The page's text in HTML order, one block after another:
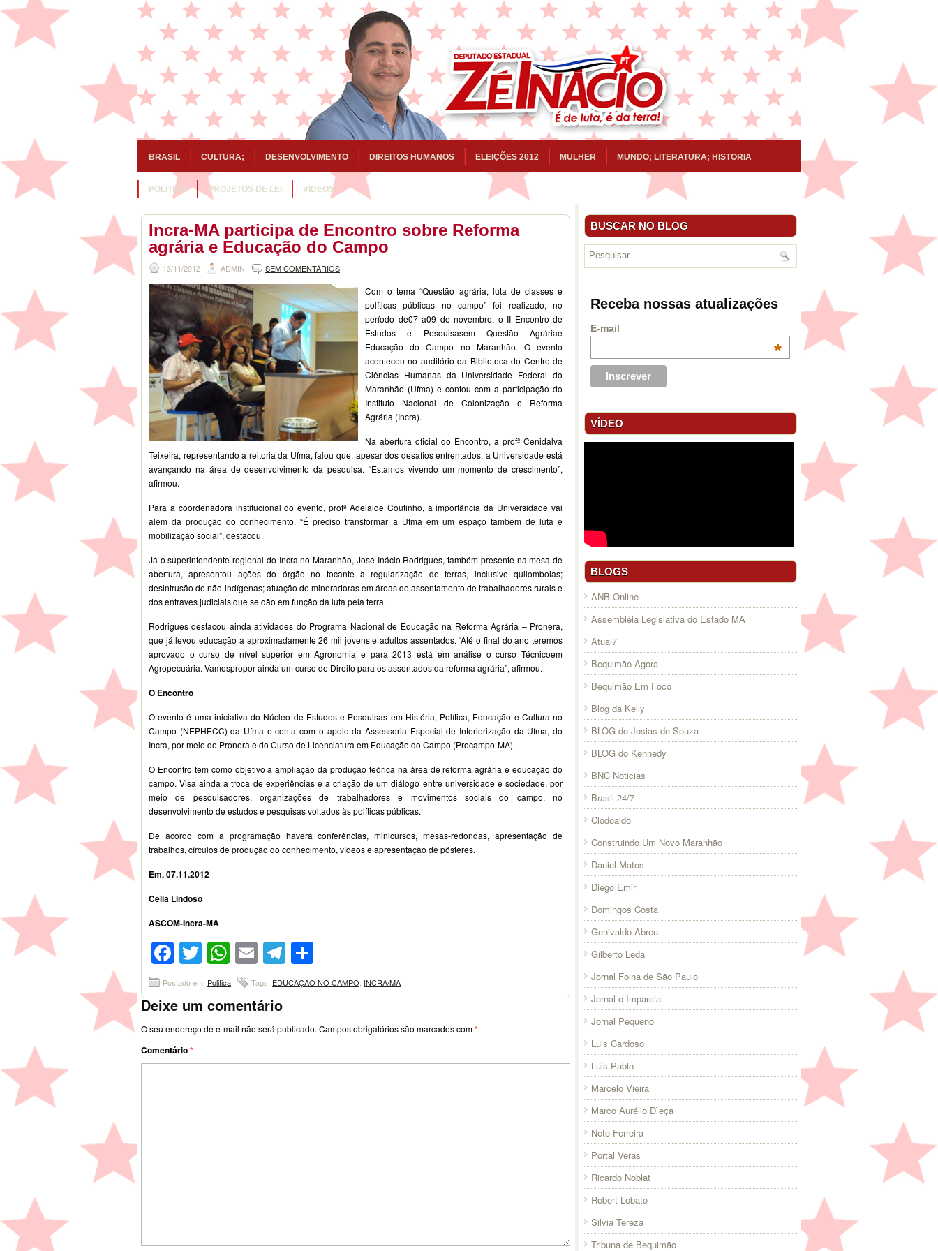
BRASIL CULTURA; DESENVOLVIMENTO DIREITOS HUMANOS ELEIÇÕES 2012 MULHER MUNDO; LITERATURA; HISTORIA
POLITICA PROJETOS DE LEI VÍDEOS
Incra-MA participa de Encontro sobre Reforma
agrária e Educação do Campo
13/11/2012 ADMIN SEM COMENTÁRIOS
Com o tema “Questão agrária, luta de classes e
políticas públicas no campo” foi realizado, no
período de07 a09 de novembro, o II Encontro de
Estudos e Pesquisasem Questão Agráriae
Educação do Campo no Maranhão. O evento
aconteceu no auditório da Biblioteca do Centro de
Ciências Humanas da Universidade Federal do
Maranhão (Ufma) e contou com a participação do
Instituto Nacional de Colonização e Reforma
Agrária (Incra).
Na abertura oficial do Encontro, a profª Cenidalva
Teixeira, representando a reitoria da Ufma, falou que, apesar dos desafios enfrentados, a Universidade está
avançando na área de desenvolvimento da pesquisa. “Estamos vivendo um momento de crescimento”,
afirmou.
Para a coordenadora institucional do evento, profª Adelaide Coutinho, a importância da Universidade vai
além da produção do conhecimento. “É preciso transformar a Ufma em um espaço também de luta e
mobilização social”, destacou.
Já o superintendente regional do Incra no Maranhão, José Inácio Rodrigues, também presente na mesa de
abertura, apresentou ações do órgão no tocante à regularização de terras, inclusive quilombolas;
desintrusão de não-indígenas; atuação de mineradoras em áreas de assentamento de trabalhadores rurais e
dos entraves judiciais que se dão em função da luta pela terra.
Rodrigues destacou ainda atividades do Programa Nacional de Educação na Reforma Agrária – Pronera,
que já levou educação a aproximadamente 26 mil jovens e adultos assentados. “Até o final do ano teremos
aprovado o curso de nível superior em Agronomia e para 2013 está em análise o curso Técnicoem
Agropecuária. Vamospropor ainda um curso de Direito para os assentados da reforma agrária”, afirmou.
O Encontro
O evento é uma iniciativa do Núcleo de Estudos e Pesquisas em História, Política, Educação e Cultura no
Campo (NEPHECC) da Ufma e conta com o apoio da Assessoria Especial de Interiorização da Ufma, do
Incra, por meio do Pronera e do Curso de Licenciatura em Educação do Campo (Procampo-MA).
O Encontro tem como objetivo a ampliação da produção teórica na área de reforma agrária e educação do
campo. Visa ainda a troca de experiências e a criação de um diálogo entre universidade e sociedade, por
meio de pesquisadores, organizações de trabalhadores e movimentos sociais do campo, no
desenvolvimento de estudos e pesquisas voltados às políticas públicas.
De acordo com a programação haverá conferências, minicursos, mesas-redondas, apresentação de
trabalhos, círculos de produção do conhecimento, vídeos e apresentação de pôsteres.
Em, 07.11.2012
Celia Lindoso
ASCOM-Incra-MA
Facebook
Twitter
WhatsApp
EmailTelegram
Postado em: Politica Tags: EDUCAÇÃO NO CAMPO INCRA/MA
Deixe um comentário
O seu endereço de e-mail não será publicado. Campos obrigatórios são marcados com*
Comentário*
BUSCAR NO BLOG
Receba nossas atualizações
E-mail
*
VÍDEO
BLOGS
ANB Online
Assembléia Legislativa do Estado MA
Atual7
Bequimão Agora
Bequimão Em Foco
Blog da Kelly
BLOG do Josias de Souza
BLOG do Kennedy
BNC Noticias
Brasil 24/7
Clodoaldo
Construindo Um Novo Maranhão
Daniel Matos
Diego Emir
Domingos Costa
Genivaldo Abreu
Gilberto Leda
Jornal Folha de São Paulo
Jornal o Imparcial
Jornal Pequeno
Luis Cardoso
Luis Pablo
Marcelo Vieira
Marco Aurélio D`eça
Neto Ferreira
Portal Veras
Ricardo Noblat
Robert Lobato
Silvia Tereza
Tribuna de Bequimão